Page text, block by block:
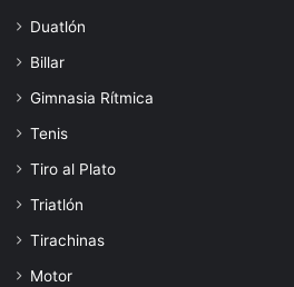
Duatlón
Billar
Gimnasia Rítmica
Tenis
Tiro al Plato
Triatlón
Tirachinas
Motor